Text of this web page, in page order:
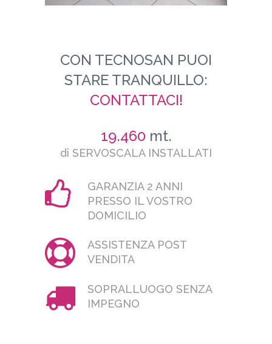
CON TECNOSAN PUOI
STARE TRANQUILLO:
CONTATTACI!
19.460mt.
di SERVOSCALA INSTALLATI
GARANZIA 2 ANNI
PRESSO IL VOSTRO
DOMICILIO
ASSISTENZA POST
VENDITA
SOPRALLUOGO SENZA
IMPEGNO